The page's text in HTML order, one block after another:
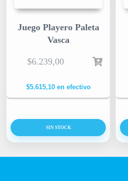
Juego Playero Paleta
Vasca
$6.239,00
$5.615,10en efectivo
SIN STOCK